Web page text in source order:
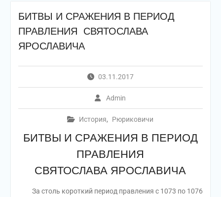
БИТВЫ И СРАЖЕНИЯ В ПЕРИОД
ПРАВЛЕНИЯ СВЯТОСЛАВА
ЯРОСЛАВИЧА
03.11.2017
Admin
История, Рюриковичи
БИТВЫ И СРАЖЕНИЯ В ПЕРИОД
ПРАВЛЕНИЯ
СВЯТОСЛАВА ЯРОСЛАВИЧА
За столь короткий период правления с 1073 по 1076